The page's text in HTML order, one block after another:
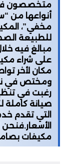
متخصصون في
أنواعها من
مخفي”،
للطبيعة
مبالغ فيه
على شراء
مكان لأخر
ومختص في
رغبت في
صيانة كاملة
التي تقدم
مكيفات